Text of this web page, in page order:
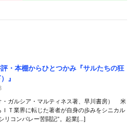
・本棚からひとつかみ『サルたちの狂
』
・ガルシア・マルティネス著、早川書房） 米
ＩＴ業界に転じた著者が自身の歩みをシニカル
リコンバレー苦闘記”。起業[…]